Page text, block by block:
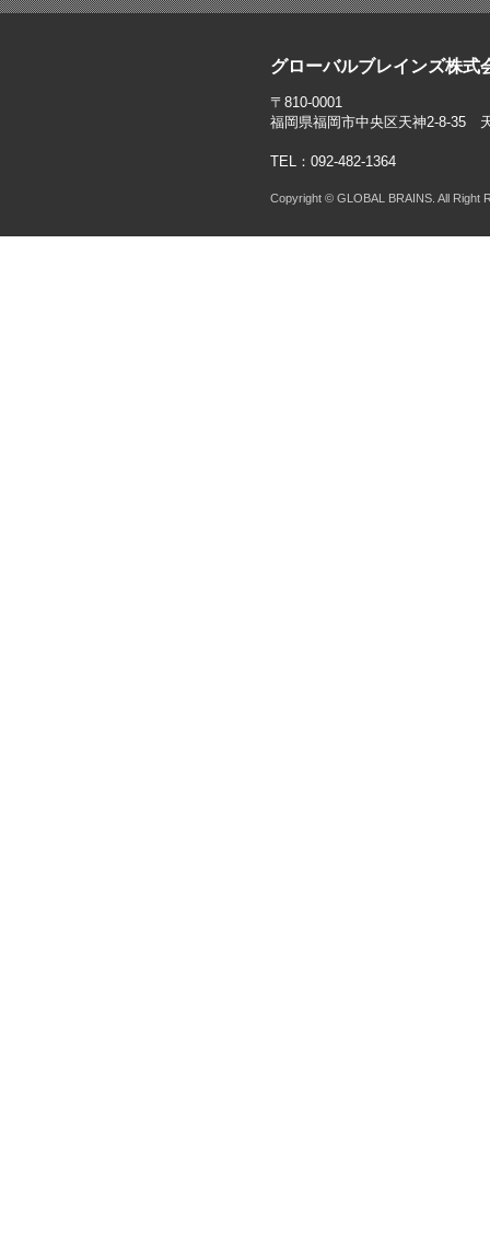
グローバルブレインズ株式
〒810-0001
福岡県福岡市中央区天神2-8-35
TEL：092-482-1364
Copyright © GLOBAL BRAINS. All Right